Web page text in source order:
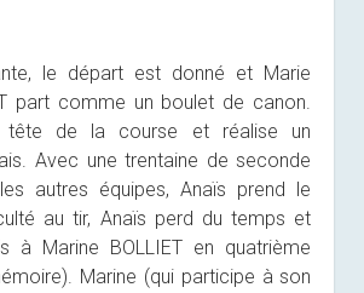
le départ est donné et Marie
part comme un boulet de canon.
tête de la course et réalise un
Avec une trentaine de seconde
autres équipes, Anaïs prend le
au tir, Anaïs perd du temps et
à Marine BOLLIET en quatrième
Marine (qui participe à son